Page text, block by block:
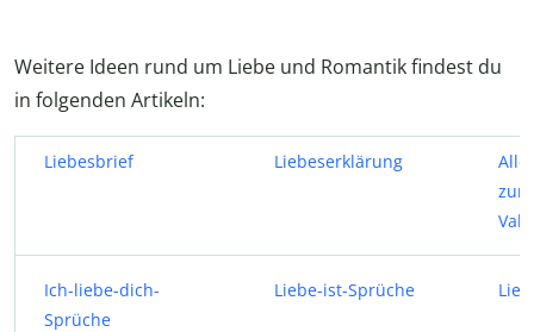
Weitere Ideen rund um Liebe und Romantik findest du
in folgenden Artikeln:
Liebesbrief Liebeserklärung
zum
Ich-liebe-dich-
Sprüche
Liebe-ist-Sprüche